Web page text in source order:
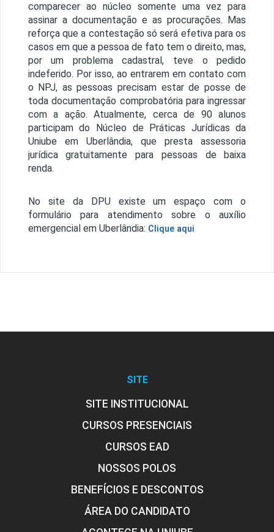
comparecer ao núcleo somente uma vez para
assinar a documentação e as procurações. Mas
reforça que a contestação só será efetiva para os
casos em que a pessoa de fato tem o direito, mas,
por um problema cadastral, teve o pedido
indeferido. Por isso, ao entrarem em contato com
o NPJ, as pessoas precisam estar de posse de
toda documentação comprobatória para ingressar
com a ação. Atualmente, cerca de 90 alunos
participam do Núcleo de Práticas Jurídicas da
Uniube em Uberlândia, que presta assessoria
jurídica gratuitamente para pessoas de baixa
renda.
No site da DPU existe um espaço com o
formulário para atendimento sobre o auxílio
emergencial em Uberlândia: Clique aqui
SITE
SITE INSTITUCIONAL
CURSOS PRESENCIAIS
CURSOS EAD
NOSSOS POLOS
BENEFÍCIOS E DESCONTOS
ÁREA DO CANDIDATO